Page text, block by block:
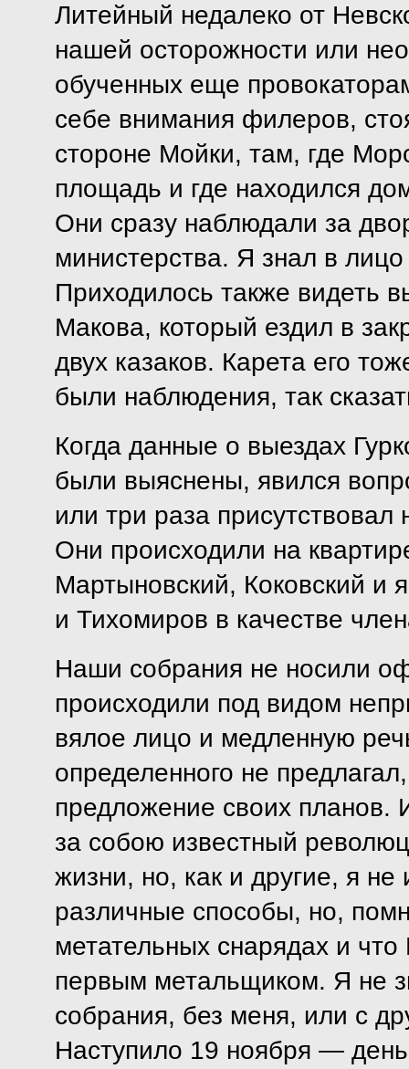
Литейный недалеко от
нашей осторожности или
обученных еще
себе внимания филеров,
стороне Мойки, там, где
площадь и где находился
Они сразу наблюдали за
министерства. Я знал в
Приходилось также видеть
Макова, который ездил в
двух казаков. Карета его
были наблюдения, так
Когда данные о выездах
были выяснены, явился
или три раза
Они происходили на
Мартыновский, Коковский и
и Тихомиров в качестве
Наши собрания не носили
происходили под видом
вялое лицо и медленную
определенного не
предложение своих планов.
за собою известный
жизни, но, как и другие, я
различные способы, но,
метательных снарядах и
первым метальщиком. Я не
собрания, без меня, или с
Наступило 19 ноября —